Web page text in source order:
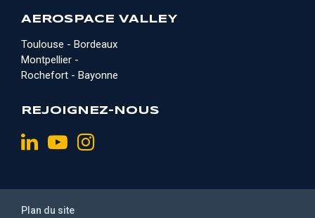
AEROSPACE VALLEY
Toulouse - Bordeaux
Montpellier -
Rochefort - Bayonne
REJOIGNEZ-NOUS
Plan du site